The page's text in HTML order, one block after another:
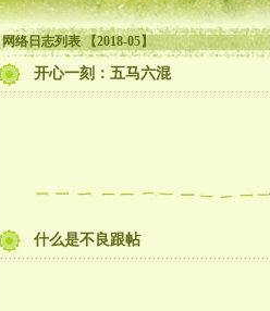
网络日志列表 【2018-05】
开心一刻：五马六混
什么是不良跟帖